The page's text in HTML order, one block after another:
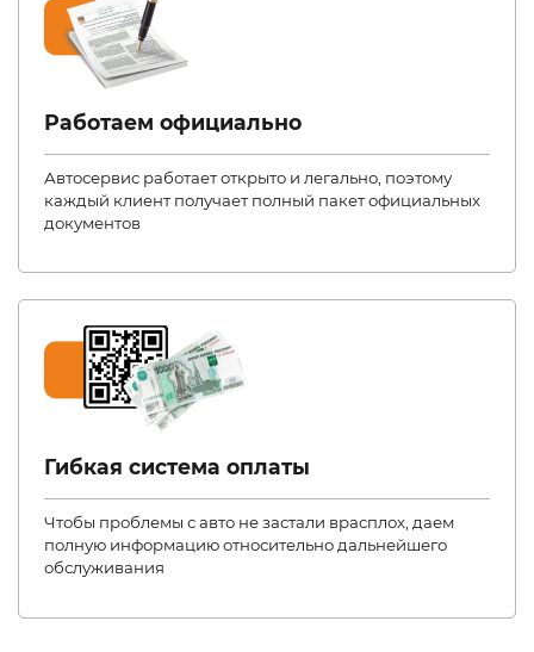
Работаем официально
Автосервис работает открыто и легально, поэтому
каждый клиент получает полный пакет официальных
документов
Гибкая система оплаты
Чтобы проблемы с авто не застали врасплох, даем
полную информацию относительно дальнейшего
обслуживания